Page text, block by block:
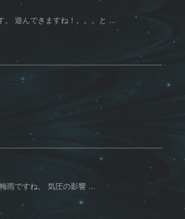
。 遊んできますね！。。。と ...
雨ですね。 気圧の影響 ...